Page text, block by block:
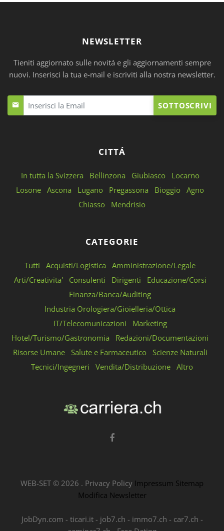
NEWSLETTER
Tieniti aggiornato sulle novitá e gli aggiornamenti sempre
nuovi. Inserisci la tua e-mail e iscriviti alla nostra newsletter.
SOTTOSCRIVI
CITTÁ
In tutta la Svizzera Bellinzona Giubiasco
Locarno
Losone Ascona Lugano Pregassona Bioggio Agno
Chiasso
Mendrisio
CATEGORIE
Tutti Acquisti/Logistica
Amministrazione/Legale
Arti/Creativita'
Consulenti Dirigenti
Educazione/Corsi
Finanza/Banca/Auditing
Industria Orologiera/Gioielleria/Ottica
IT/Telecomunicazioni
Marketing
Hotel/Turismo/Gastronomia
Redazioni/Documentazioni
Risorse Umane
Salute e Farmaceutico
Scienze Naturali
Tecnici/Ingegneri
Vendita/Distribuzione Altro
WEB-SET © 2026 . Privacy Policy Impressum Sitemap
Modifica Newsletter
JobDyn.com - ticari.it- job7.ch - immo7.ch - car7.ch -